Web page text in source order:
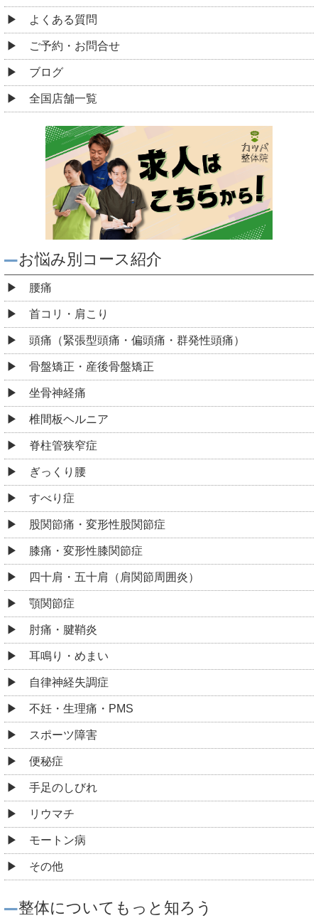
よくある質問
ご予約・お問合せ
ブログ
全国店舗一覧
お悩み別コース紹介
腰痛
首コリ・肩こり
頭痛（緊張型頭痛・偏頭痛・群発性頭痛）
骨盤矯正・産後骨盤矯正
坐骨神経痛
椎間板ヘルニア
脊柱管狭窄症
ぎっくり腰
すべり症
股関節痛・変形性股関節症
膝痛・変形性膝関節症
四十肩・五十肩（肩関節周囲炎）
顎関節症
肘痛・腱鞘炎
耳鳴り・めまい
自律神経失調症
不妊・生理痛・PMS
スポーツ障害
便秘症
手足のしびれ
リウマチ
モートン病
その他
整体についてもっと知ろう